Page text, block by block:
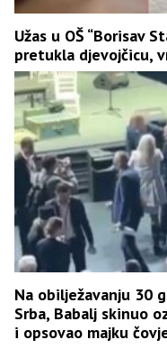
Užas u OŠ “Borisav
pretukla djevojčicu,
Na obilježavanju 30
Srba, Babalj skinuo
i opsovao majku